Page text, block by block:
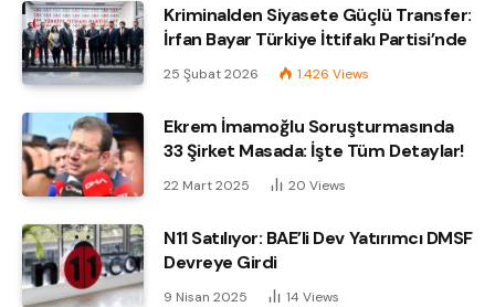
Kriminalden Siyasete Güçlü Transfer:
İrfan Bayar Türkiye İttifakı Partisi’nde
25 Şubat 2026 1.426 Views
Ekrem İmamoğlu Soruşturmasında
33 Şirket Masada: İşte Tüm Detaylar!
22 Mart 2025 20 Views
N11 Satılıyor: BAE’li Dev Yatırımcı DMSF
Devreye Girdi
9 Nisan 2025 14 Views